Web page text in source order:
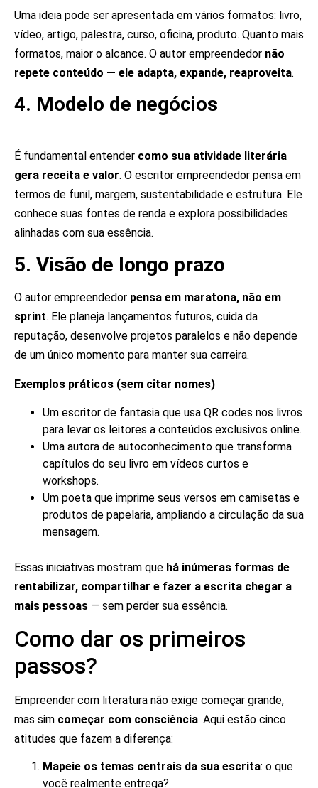
Uma ideia pode ser apresentada em vários formatos: livro,
vídeo, artigo, palestra, curso, oficina, produto. Quanto mais
formatos, maior o alcance. O autor empreendedor não
repete conteúdo — ele adapta, expande, reaproveita.
4. Modelo de negócios
É fundamental entender como sua atividade literária
gera receita e valor. O escritor empreendedor pensa em
termos de funil, margem, sustentabilidade e estrutura. Ele
conhece suas fontes de renda e explora possibilidades
alinhadas com sua essência.
5. Visão de longo prazo
O autor empreendedor pensa em maratona, não em
sprint. Ele planeja lançamentos futuros, cuida da
reputação, desenvolve projetos paralelos e não depende
de um único momento para manter sua carreira.
Exemplos práticos (sem citar nomes)
Um escritor de fantasia que usa QR codes nos livros
para levar os leitores a conteúdos exclusivos online.
Uma autora de autoconhecimento que transforma
capítulos do seu livro em vídeos curtos e
workshops.
Um poeta que imprime seus versos em camisetas e
produtos de papelaria, ampliando a circulação da sua
mensagem.
Essas iniciativas mostram que há inúmeras formas de
rentabilizar, compartilhar e fazer a escrita chegar a
mais pessoas — sem perder sua essência.
Como dar os primeiros
passos?
Empreender com literatura não exige começar grande,
mas sim começar com consciência. Aqui estão cinco
atitudes que fazem a diferença:
Mapeie os temas centrais da sua escrita: o que
você realmente entrega?